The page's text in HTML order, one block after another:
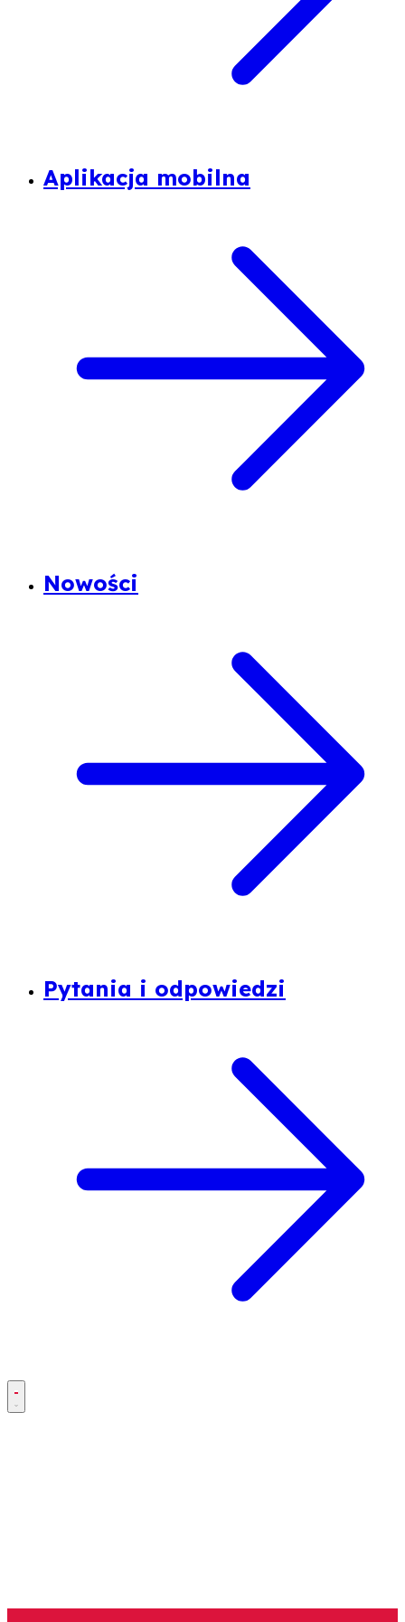
Aplikacja mobilna
Nowości
Pytania i odpowiedzi